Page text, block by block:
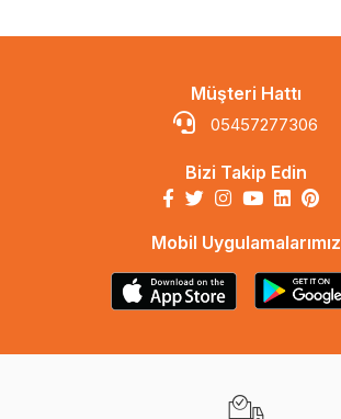
Müşteri Hattı
05457277306
Bizi Takip Edin
Mobil Uygulamalarımız